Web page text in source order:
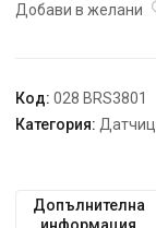
Добави в желани
Код: 028 BRS3801
Категория:
Допълнителна